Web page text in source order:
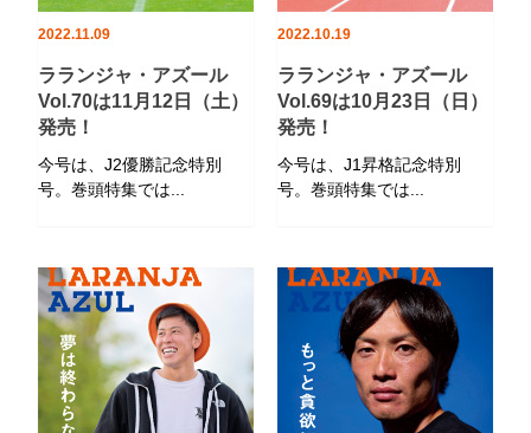
2022.11.09
ラランジャ・アズール
Vol.70は11月12日（土）
発売！
今号は、J2優勝記念特別
号。巻頭特集では...
2022.10.19
ラランジャ・アズール
Vol.69は10月23日（日）
発売！
今号は、J1昇格記念特別
号。巻頭特集では...